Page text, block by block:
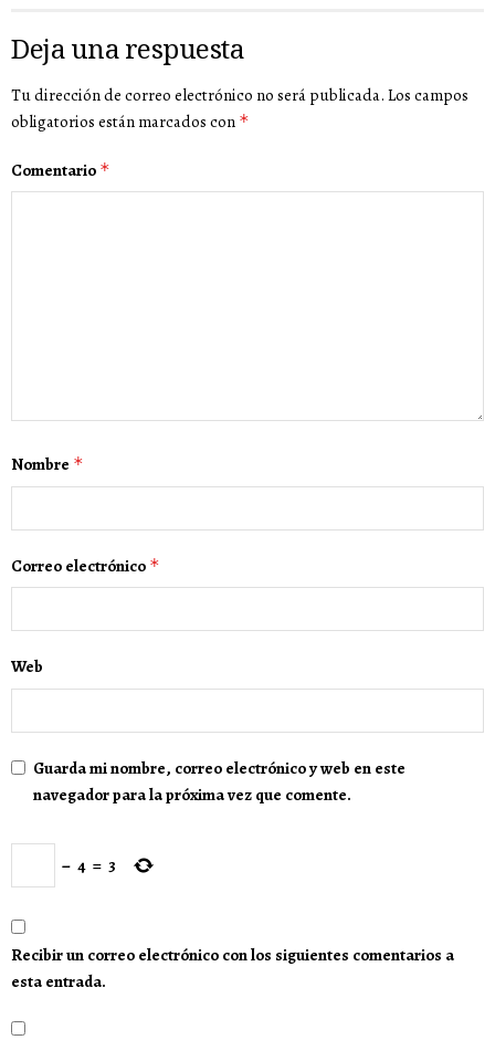
Deja una respuesta
Tu dirección de correo electrónico no será publicada. Los campos
obligatorios están marcados con *
Comentario *
Nombre *
Correo electrónico *
Web
Guarda mi nombre, correo electrónico y web en este
navegador para la próxima vez que comente.
− 4 = 3
Recibir un correo electrónico con los siguientes comentarios a
esta entrada.